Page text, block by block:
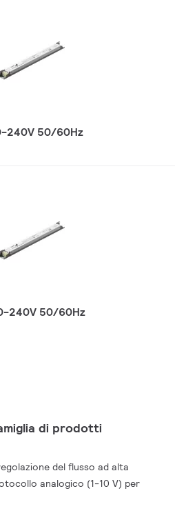
240V 50/60Hz
240V 50/60Hz
di prodotti
del flusso ad alta
analogico (1-10 V) per